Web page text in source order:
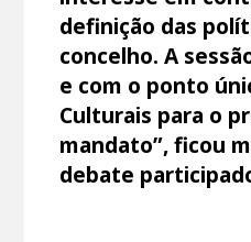
definição das
concelho. A
e com o ponto
Culturais para o
mandato”, ficou
debate